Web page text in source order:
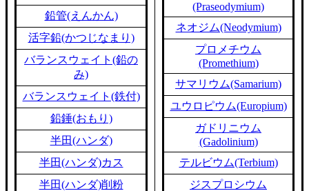
鉛管(えんかん)
活字鉛(かつじなまり)
バランスウェイト(鉛の
み)
バランスウェイト(鉄付)
鉛錘(おもり)
半田(ハンダ)
半田(ハンダ)カス
半田(ハンダ)削粉
(Praseodymium)
ネオジム(Neodymium)
プロメチウム
(Promethium)
サマリウム(Samarium)
ユウロピウム(Europium)
ガドリニウム
(Gadolinium)
テルビウム(Terbium)
ジスプロシウム